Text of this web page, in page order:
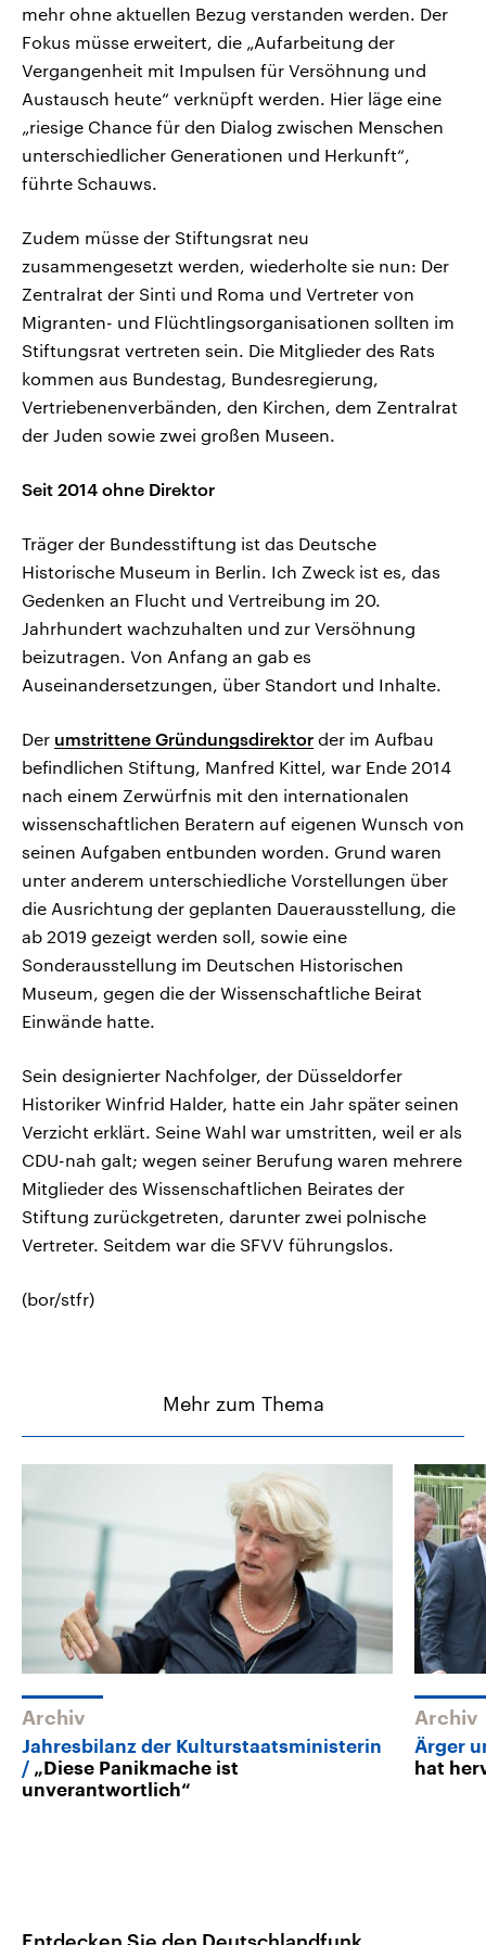
mehr ohne aktuellen Bezug verstanden werden. Der
Fokus müsse erweitert, die „Aufarbeitung der
Vergangenheit mit Impulsen für Versöhnung und
Austausch heute“ verknüpft werden. Hier läge eine
„riesige Chance für den Dialog zwischen Menschen
unterschiedlicher Generationen und Herkunft“,
führte Schauws.
Zudem müsse der Stiftungsrat neu
zusammengesetzt werden, wiederholte sie nun: Der
Zentralrat der Sinti und Roma und Vertreter von
Migranten- und Flüchtlingsorganisationen sollten im
Stiftungsrat vertreten sein. Die Mitglieder des Rats
kommen aus Bundestag, Bundesregierung,
Vertriebenenverbänden, den Kirchen, dem Zentralrat
der Juden sowie zwei großen Museen.
Seit 2014 ohne Direktor
Träger der Bundesstiftung ist das Deutsche
Historische Museum in Berlin. Ich Zweck ist es, das
Gedenken an Flucht und Vertreibung im 20.
Jahrhundert wachzuhalten und zur Versöhnung
beizutragen. Von Anfang an gab es
Auseinandersetzungen, über Standort und Inhalte.
Der umstrittene Gründungsdirektor der im Aufbau
befindlichen Stiftung, Manfred Kittel, war Ende 2014
nach einem Zerwürfnis mit den internationalen
wissenschaftlichen Beratern auf eigenen Wunsch von
seinen Aufgaben entbunden worden. Grund waren
unter anderem unterschiedliche Vorstellungen über
die Ausrichtung der geplanten Dauerausstellung, die
ab 2019 gezeigt werden soll, sowie eine
Sonderausstellung im Deutschen Historischen
Museum, gegen die der Wissenschaftliche Beirat
Einwände hatte.
Sein designierter Nachfolger, der Düsseldorfer
Historiker Winfrid Halder, hatte ein Jahr später seinen
Verzicht erklärt. Seine Wahl war umstritten, weil er als
CDU-nah galt; wegen seiner Berufung waren mehrere
Mitglieder des Wissenschaftlichen Beirates der
Stiftung zurückgetreten, darunter zwei polnische
Vertreter. Seitdem war die SFVV führungslos.
(bor/stfr)
Mehr zum Thema
Archiv
Jahresbilanz der Kulturstaatsministerin
„Diese Panikmache ist
unverantwortlich“
Archiv
Ärger
hat
Entdecken Sie den Deutschlandfunk